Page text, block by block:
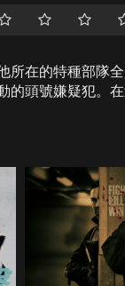
所在的特種部隊
的頭號嫌疑犯。